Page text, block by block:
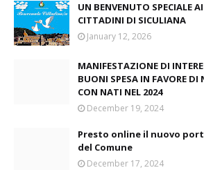
UN BENVENUTO SPECIALE
CITTADINI DI SICULIANA
January 12, 2026
MANIFESTAZIONE DI
BUONI SPESA IN FAVORE DI
CON NATI NEL 2024
December 19, 2024
Presto online il nuovo
del Comune
December 17, 2024